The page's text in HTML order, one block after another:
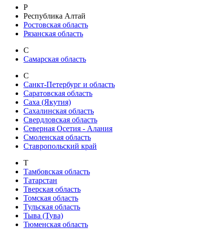
Р
Республика Алтай
Ростовская область
Рязанская область
С
Самарская область
С
Санкт-Петербург и область
Саратовская область
Саха (Якутия)
Сахалинская область
Свердловская область
Северная Осетия - Алания
Смоленская область
Ставропольский край
Т
Тамбовская область
Татарстан
Тверская область
Томская область
Тульская область
Тыва (Тува)
Тюменская область